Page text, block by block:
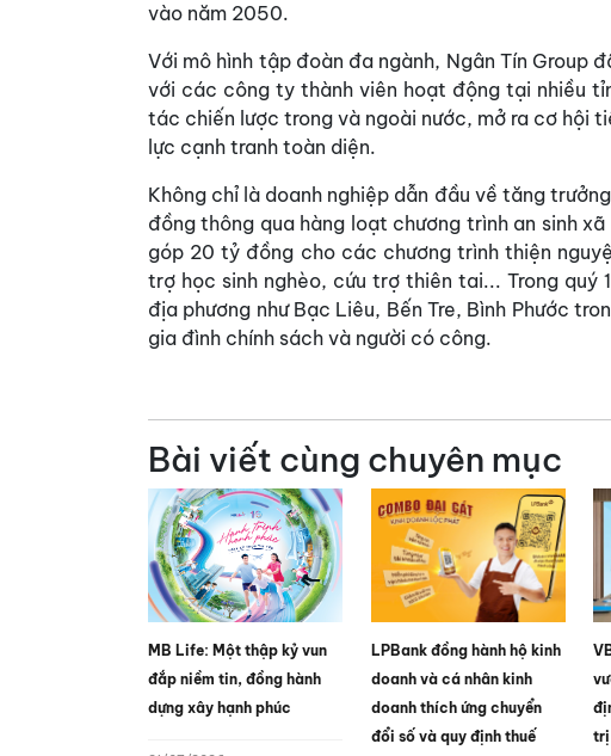
vào năm 2050.
Với mô hình tập đoàn đa ngành, Ngân Tín Group
với các công ty thành viên hoạt động tại nhiều
tác chiến lược trong và ngoài nước, mở ra cơ hội
lực cạnh tranh toàn diện.
Không chỉ là doanh nghiệp dẫn đầu về tăng
đồng thông qua hàng loạt chương trình an sinh
góp 20 tỷ đồng cho các chương trình thiện
trợ học sinh nghèo, cứu trợ thiên tai... Trong
địa phương như Bạc Liêu, Bến Tre, Bình Phước
gia đình chính sách và người có công.
Bài viết cùng chuyên mục
MB Life: Một thập kỷ vun
đắp niềm tin, đồng hành
dựng xây hạnh phúc
LPBank đồng hành hộ kinh
doanh và cá nhân kinh
doanh thích ứng chuyển
đổi số và quy định thuế
trị